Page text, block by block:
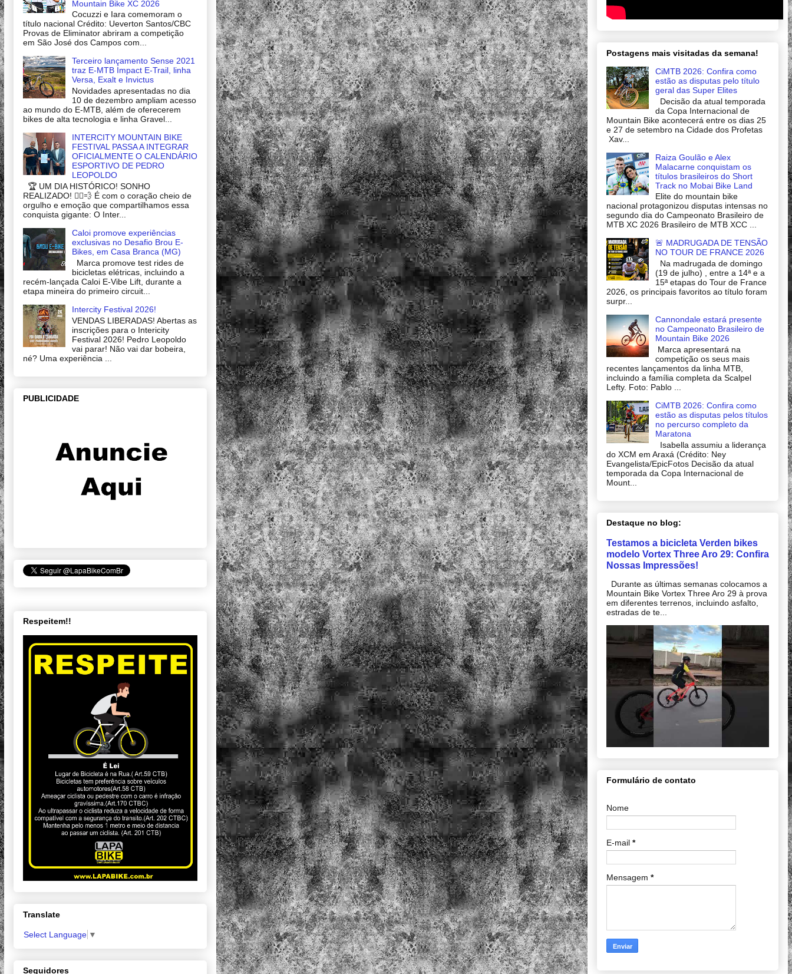
Mountain Bike XC 2026
Cocuzzi e Iara comemoram o
título nacional Crédito: Ueverton Santos/CBC
Provas de Eliminator abriram a competição
em São José dos Campos com...
Terceiro lançamento Sense 2021
traz E-MTB Impact E-Trail, linha
Versa, Exalt e Invictus
Novidades apresentadas no dia
10 de dezembro ampliam acesso
ao mundo do E-MTB, além de oferecerem
bikes de alta tecnologia e linha Gravel...
INTERCITY MOUNTAIN BIKE
FESTIVAL PASSA A INTEGRAR
OFICIALMENTE O CALENDÁRIO
ESPORTIVO DE PEDRO
LEOPOLDO
🏆 UM DIA HISTÓRICO! SONHO
REALIZADO! 🚴‍♂️💨 É com o coração cheio de
orgulho e emoção que compartilhamos essa
conquista gigante: O Inter...
Caloi promove experiências
exclusivas no Desafio Brou E-
Bikes, em Casa Branca (MG)
Marca promove test rides de
bicicletas elétricas, incluindo a
recém-lançada Caloi E-Vibe Lift, durante a
etapa mineira do primeiro circuit...
Intercity Festival 2026!
VENDAS LIBERADAS! Abertas as
inscrições para o Intericity
Festival 2026! Pedro Leopoldo
vai parar! Não vai dar bobeira,
né? Uma experiência ...
PUBLICIDADE
Respeitem!!
Translate
Select Language ▼
Seguidores
Postagens mais visitadas da semana!
CiMTB 2026: Confira como
estão as disputas pelo título
geral das Super Elites
Decisão da atual temporada
da Copa Internacional de
Mountain Bike acontecerá entre os dias 25
e 27 de setembro na Cidade dos Profetas
Xav...
Raiza Goulão e Alex
Malacarne conquistam os
títulos brasileiros do Short
Track no Mobai Bike Land
Elite do mountain bike
nacional protagonizou disputas intensas no
segundo dia do Campeonato Brasileiro de
MTB XC 2026 Brasileiro de MTB XCC ...
🚨 MADRUGADA DE TENSÃO
NO TOUR DE FRANCE 2026
Na madrugada de domingo
(19 de julho) , entre a 14ª e a
15ª etapas do Tour de France
2026, os principais favoritos ao título foram
surpr...
Cannondale estará presente
no Campeonato Brasileiro de
Mountain Bike 2026
Marca apresentará na
competição os seus mais
recentes lançamentos da linha MTB,
incluindo a família completa da Scalpel
Lefty. Foto: Pablo ...
CiMTB 2026: Confira como
estão as disputas pelos títulos
no percurso completo da
Maratona
Isabella assumiu a liderança
do XCM em Araxá (Crédito: Ney
Evangelista/EpicFotos Decisão da atual
temporada da Copa Internacional de
Mount...
Destaque no blog:
Testamos a bicicleta Verden bikes
modelo Vortex Three Aro 29: Confira
Nossas Impressões!
Durante as últimas semanas colocamos a
Mountain Bike Vortex Three Aro 29 à prova
em diferentes terrenos, incluindo asfalto,
estradas de te...
Formulário de contato
Nome
E-mail *
Mensagem *